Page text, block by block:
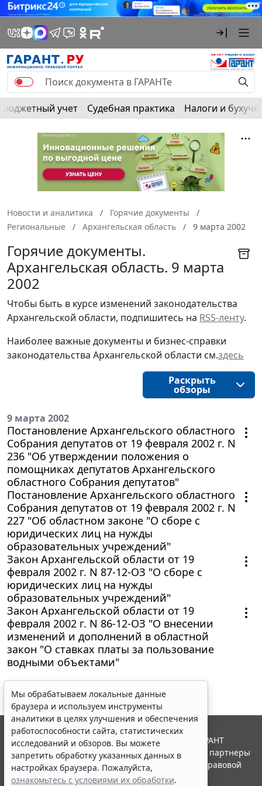
Бюджетный учет Судебная практика Налоги и
Новости и аналитика
Горячие документы
Региональные
Архангельская область 9 марта 2002
Горячие документы.
Архангельская область. 9 марта
2002
Чтобы быть в курсе изменений законодательства
Архангельской области, подпишитесь на RSS-ленту.
Наиболее важные документы и бизнес-справки
законодательства Архангельской области см.здесь
Раскрыть
обзоры
9 марта 2002
Постановление Архангельского областного
Собрания депутатов от 19 февраля 2002 г. N
236 "Об утверждении положения о
помощниках депутатов Архангельского
областного Собрания депутатов"
Постановление Архангельского областного
Собрания депутатов от 19 февраля 2002 г. N
227 "Об областном законе "О сборе с
юридических лиц на нужды
образовательных учреждений"
Закон Архангельской области от 19
февраля 2002 г. N 87-12-ОЗ "О сборе с
юридических лиц на нужды
образовательных учреждений"
Закон Архангельской области от 19
февраля 2002 г. N 86-12-ОЗ "О внесении
изменений и дополнений в областной
закон "О ставках платы за пользование
водными объектами"
Мы обрабатываем локальные данные
браузера и используем инструменты
аналитики в целях улучшения и обеспечения
работоспособности сайта, статистических
исследований и обзоров. Вы можете
запретить обработку указанных данных в
настройках браузера. Пожалуйста,
ознакомьтесь с условиями их обработки.
© ООО "НПП "ГАРАНТ-СЕРВИС", 2026. Система ГАРАНТ
выпускается с 1990 года. Компания "Гарант" и ее партнеры
являются участниками Российской ассоциации правовой
информации ГАРАНТ.